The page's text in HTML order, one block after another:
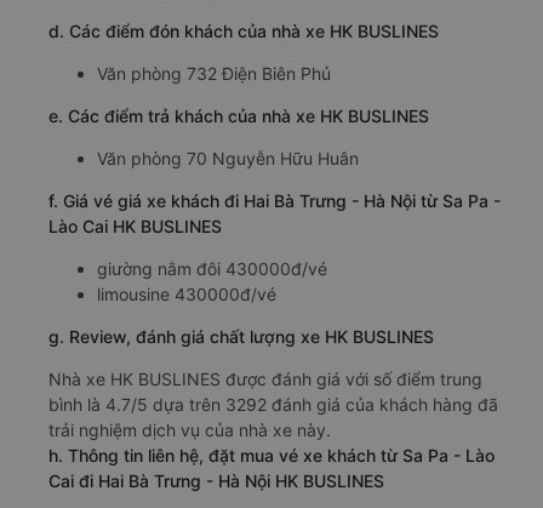
d. Các điểm đón khách của nhà xe HK BUSLINES
Văn phòng 732 Điện Biên Phủ
e. Các điểm trả khách của nhà xe HK BUSLINES
Văn phòng 70 Nguyễn Hữu Huân
f. Giá vé giá xe khách đi Hai Bà Trưng - Hà Nội từ Sa Pa -
Lào Cai HK BUSLINES
giường nằm đôi 430000đ/vé
limousine 430000đ/vé
g. Review, đánh giá chất lượng xe HK BUSLINES
Nhà xe HK BUSLINES được đánh giá với số điểm trung
bình là 4.7/5 dựa trên 3292 đánh giá của khách hàng đã
trải nghiệm dịch vụ của nhà xe này.
h. Thông tin liên hệ, đặt mua vé xe khách từ Sa Pa - Lào
Cai đi Hai Bà Trưng - Hà Nội HK BUSLINES